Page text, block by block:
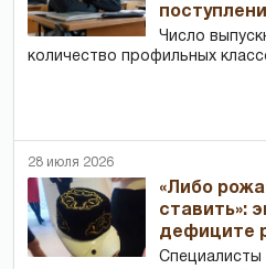
Число
количество профильных
28 июля 2026
«Либо
ставить»:
дефиците
Специалисты